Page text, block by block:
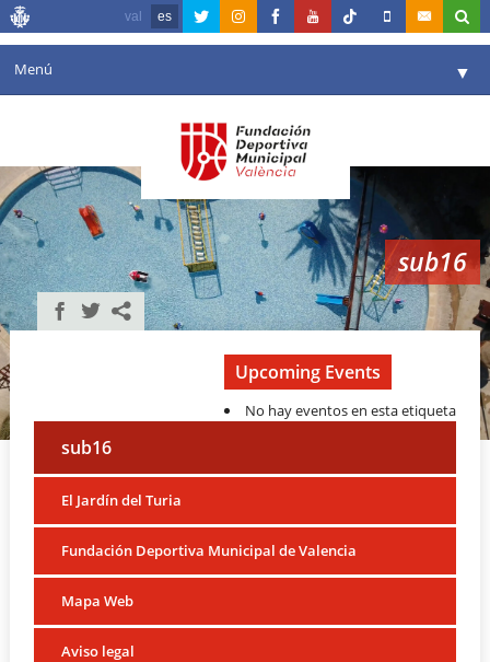
val es
Menú ▼
Agenda
Instalaciones
Comunicación ▼
Valencia en deporte ▼
sub16
Upcoming Events
No hay eventos en esta etiqueta
sub16
El Jardín del Turia
Fundación Deportiva Municipal de Valencia
Mapa Web
Aviso legal